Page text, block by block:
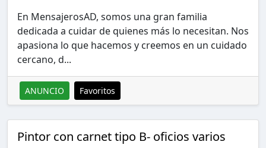
En MensajerosAD, somos una gran familia
dedicada a cuidar de quienes más lo necesitan. Nos
apasiona lo que hacemos y creemos en un cuidado
cercano, d...
ANUNCIO Favoritos
Pintor con carnet tipo B- oficios varios